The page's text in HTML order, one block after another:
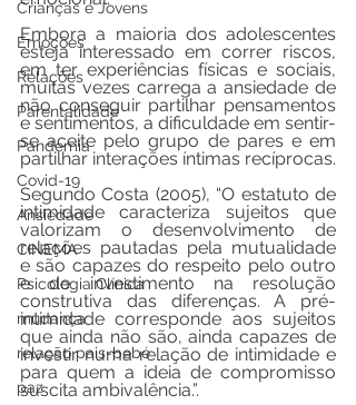
Crianças e Jovens
Emoções
Relações
Parentalidade
Pandemia
Covid-19
Ansiedade
CINEMA
Psicologia Clínica
mudança
relação pais-bebé
paz
Embora a maioria dos adolescentes
esteja interessado em correr riscos,
em ter experiências físicas e sociais,
muitas vezes carrega a ansiedade de
não conseguir partilhar pensamentos
e sentimentos, a dificuldade em sentir-
se aceite pelo grupo de pares e em
Segundo Costa (2005), “O estatuto de
intimidade caracteriza sujeitos que
valorizam o desenvolvimento de
relações pautadas pela mutualidade
e são capazes do respeito pelo outro
e de investimento na resolução
construtiva das diferenças. A pré-
intimidade corresponde aos sujeitos
que ainda não são, ainda capazes de
investir numa relação de intimidade e
para quem a ideia de compromisso
suscita ambivalência.”.